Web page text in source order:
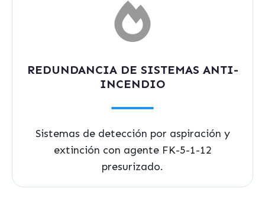
REDUNDANCIA DE SISTEMAS ANTI-
INCENDIO
Sistemas de detección por aspiración y
extinción con agente FK-5-1-12
presurizado.